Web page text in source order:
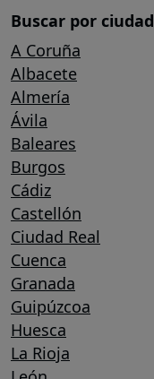
Buscar por ciudad
A Coruña
Albacete
Almería
Ávila
Baleares
Burgos
Cádiz
Castellón
Ciudad Real
Cuenca
Granada
Guipúzcoa
Huesca
La Rioja